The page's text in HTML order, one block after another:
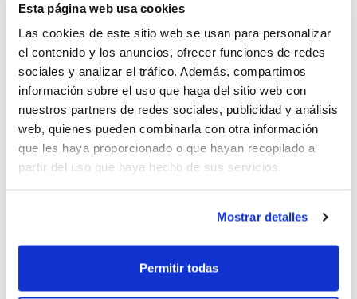
Esta página web usa cookies
Las cookies de este sitio web se usan para personalizar
el contenido y los anuncios, ofrecer funciones de redes
sociales y analizar el tráfico. Además, compartimos
información sobre el uso que haga del sitio web con
nuestros partners de redes sociales, publicidad y análisis
web, quienes pueden combinarla con otra información
que les haya proporcionado o que hayan recopilado a
partir del uso que haya hecho de sus servicios.
Mostrar detalles
Permitir todas
Con un 16/21 en tiros de campo (76% de acierto), el
valenciano Sergio Vidal ha conseguido esta semana su
segundo MVP de la temporada en Liga EBA. Los 39
puntos estuvieron acompañados de 11 rebotes, 3
asistencias y 6 faltas recibidas para sumar hasta un 50
de valoración.
Su acierto anotador fue fundamental en la victoria
delUniversidad Politécnica de Valencia, que sigue